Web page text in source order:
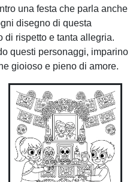
una festa che parla anche
disegno di questa
di rispetto e tanta allegria.
questi personaggi, imparino
gioioso e pieno di amore.